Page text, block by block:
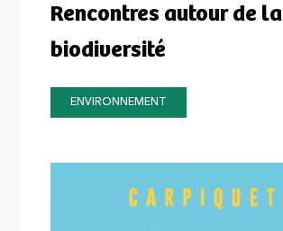
Rencontres autour de la
biodiversité
ENVIRONNEMENT